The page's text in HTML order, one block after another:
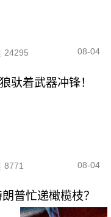
24295 08-04
驮着武器冲锋！
8771 08-04
普忙递橄榄枝？